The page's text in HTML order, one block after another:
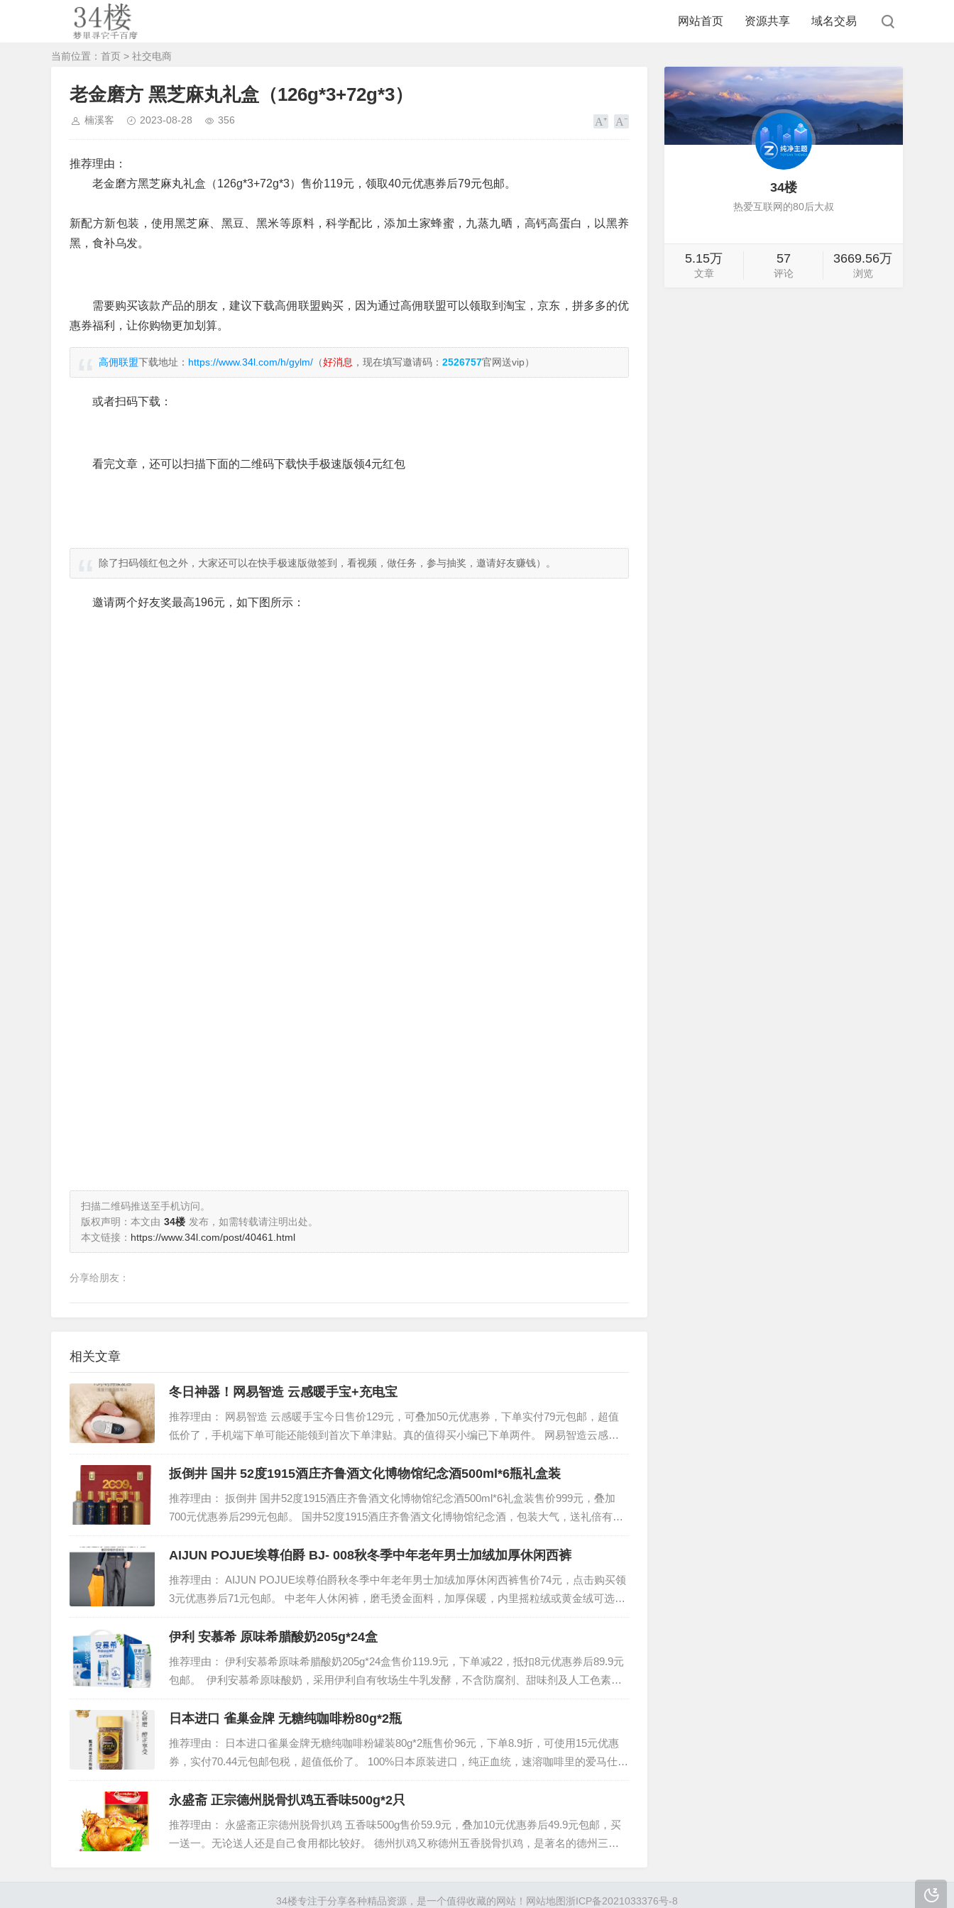
网站首页 资源共享 域名交易
当前位置： 首页 > 社交电商
老金磨方 黑芝麻丸礼盒（126g*3+72g*3）
楠溪客 2023-08-28 356
推荐理由：
老金磨方黑芝麻丸礼盒（126g*3+72g*3）售价119元，领取40元优惠券后79元包邮。
新配方新包装，使用黑芝麻、黑豆、黑米等原料，科学配比，添加土家蜂蜜，九蒸九晒，高钙高蛋白，以黑养
黑，食补乌发。
需要购买该款产品的朋友，建议下载高佣联盟购买，因为通过高佣联盟可以领取到淘宝，京东，拼多多的优
惠券福利，让你购物更加划算。
高佣联盟下载地址： https://www.34l.com/h/gylm/ （好消息 ，现在填写邀请码： 2526757官网送vip）
或者扫码下载：
看完文章，还可以扫描下面的二维码下载快手极速版领4元红包
除了扫码领红包之外，大家还可以在快手极速版做签到，看视频，做任务，参与抽奖，邀请好友赚钱）。
邀请两个好友奖最高196元，如下图所示：
扫描二维码推送至手机访问。
版权声明：本文由 34楼 发布，如需转载请注明出处。
本文链接： https://www.34l.com/post/40461.html
分享给朋友：
相关文章
冬日神器！网易智造 云感暖手宝+充电宝
推荐理由： 网易智造 云感暖手宝今日售价129元，可叠加50元优惠券，下单实付79元包邮，超值
低价了，手机端下单可能还能领到首次下单津贴。真的值得买小编已下单两件。 网易智造云感暖
手宝，不仅是暖手宝，还是充电宝。Babyskin表面涂层，…
扳倒井 国井 52度1915酒庄齐鲁酒文化博物馆纪念酒500ml*6瓶礼盒装
推荐理由： 扳倒井 国井52度1915酒庄齐鲁酒文化博物馆纪念酒500ml*6礼盒装售价999元，叠加
700元优惠券后299元包邮。 国井52度1915酒庄齐鲁酒文化博物馆纪念酒，包装大气，送礼倍有面
子。采用高粱、小麦、玉米、糯米、大米、…
AIJUN POJUE埃尊伯爵 BJ- 008秋冬季中年老年男士加绒加厚休闲西裤
推荐理由： AIJUN POJUE埃尊伯爵秋冬季中年老年男士加绒加厚休闲西裤售价74元，点击购买领
3元优惠券后71元包邮。 中老年人休闲裤，磨毛烫金面料，加厚保暖，内里摇粒绒或黄金绒可选，
立体裁剪，直筒裤型，舒适宽松，有弹力不紧绷，简约不…
伊利 安慕希 原味希腊酸奶205g*24盒
推荐理由： 伊利安慕希原味希腊酸奶205g*24盒售价119.9元，下单减22，抵扣8元优惠券后89.9元
包邮。 伊利安慕希原味酸奶，采用伊利自有牧场生牛乳发酵，不含防腐剂、甜味剂及人工色素。
巴氏杀菌热处理风味酸奶，还多出了百分之35的…
日本进口 雀巢金牌 无糖纯咖啡粉80g*2瓶
推荐理由： 日本进口雀巢金牌无糖纯咖啡粉罐装80g*2瓶售价96元，下单8.9折，可使用15元优惠
券，实付70.44元包邮包税，超值低价了。 100%日本原装进口，纯正血统，速溶咖啡里的爱马仕。
精选上乘阿拉比卡咖啡豆，温厚而不涩，独特的冻…
永盛斋 正宗德州脱骨扒鸡五香味500g*2只
推荐理由： 永盛斋正宗德州脱骨扒鸡 五香味500g售价59.9元，叠加10元优惠券后49.9元包邮，买
一送一。无论送人还是自己食用都比较好。 德州扒鸡又称德州五香脱骨扒鸡，是著名的德州三宝
34楼
热爱互联网的80后大叔
5.15万
文章
57
评论
3669.56万
浏览
34楼专注于分享各种精品资源，是一个值得收藏的网站！ 网站地图浙ICP备2021033376号-8